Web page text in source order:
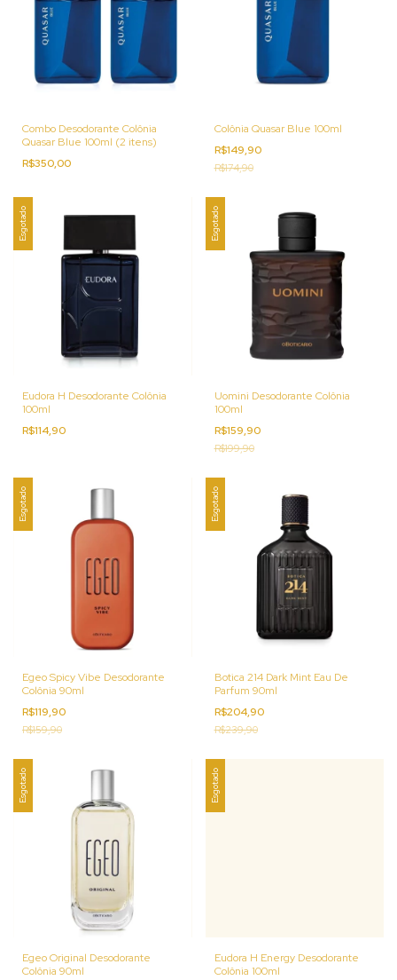
Combo Desodorante Colônia
Quasar Blue 100ml (2 itens)
R$350,00
Colônia Quasar Blue 100ml
R$149,90
R$174,90
Esgotado
Eudora H Desodorante Colônia
100ml
R$114,90
Esgotado
Uomini Desodorante Colônia
100ml
R$159,90
R$199,90
Esgotado
Egeo Spicy Vibe Desodorante
Colônia 90ml
R$119,90
R$159,90
Esgotado
Botica 214 Dark Mint Eau De
Parfum 90ml
R$204,90
R$239,90
Esgotado
Egeo Original Desodorante
Colônia 90ml
Esgotado
Eudora H Energy Desodorante
Colônia 100ml